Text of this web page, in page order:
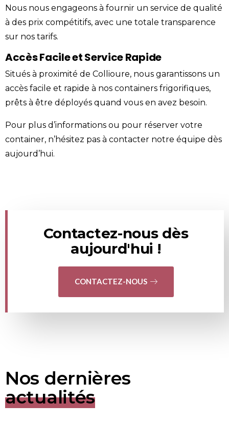
Nous nous engageons à fournir un service de qualité
à des prix compétitifs, avec une totale transparence
sur nos tarifs.
Accès Facile et Service Rapide
Situés à proximité de Collioure, nous garantissons un
accès facile et rapide à nos containers frigorifiques,
prêts à être déployés quand vous en avez besoin.
Pour plus d’informations ou pour réserver votre
container, n’hésitez pas à contacter notre équipe dès
aujourd’hui.
Contactez-nous dès
aujourd'hui !
CONTACTEZ-NOUS
Nos dernières
actualités